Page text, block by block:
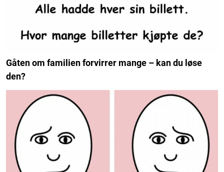
Gåten om familien forvirrer mange – kan du løse
den?